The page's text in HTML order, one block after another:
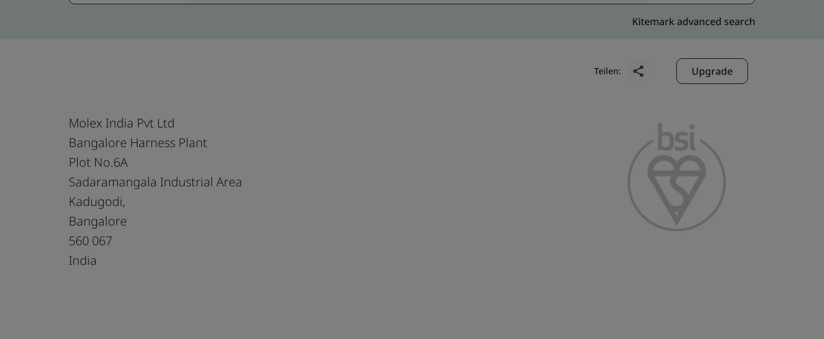
Kitemark advanced search
Teilen: Upgrade
Molex India Pvt Ltd
Bangalore Harness Plant
Plot No.6A
Sadaramangala Industrial Area
Kadugodi,
Bangalore
560 067
India